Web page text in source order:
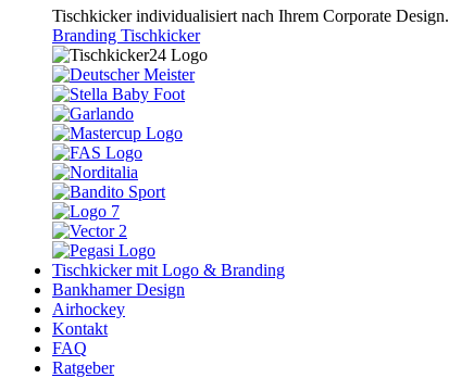
Tischkicker individualisiert nach Ihrem Corporate Design.
Branding Tischkicker
Tischkicker mit Logo & Branding
Bankhamer Design
Airhockey
Kontakt
FAQ
Ratgeber